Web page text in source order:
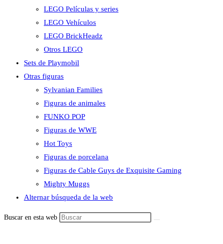
LEGO Películas y series
LEGO Vehículos
LEGO BrickHeadz
Otros LEGO
Sets de Playmobil
Otras figuras
Sylvanian Families
Figuras de animales
FUNKO POP
Figuras de WWE
Hot Toys
Figuras de porcelana
Figuras de Cable Guys de Exquisite Gaming
Mighty Muggs
Alternar búsqueda de la web
Buscar en esta web